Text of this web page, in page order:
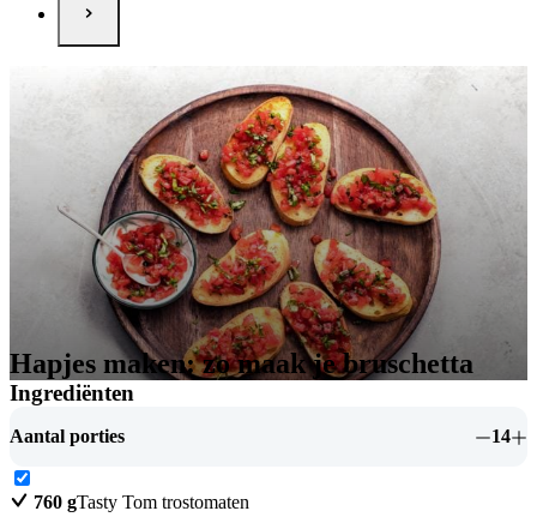
Hapjes maken: zo maak je bruschetta
Ingrediënten
Aantal porties 14
760 gTasty Tom trostomaten